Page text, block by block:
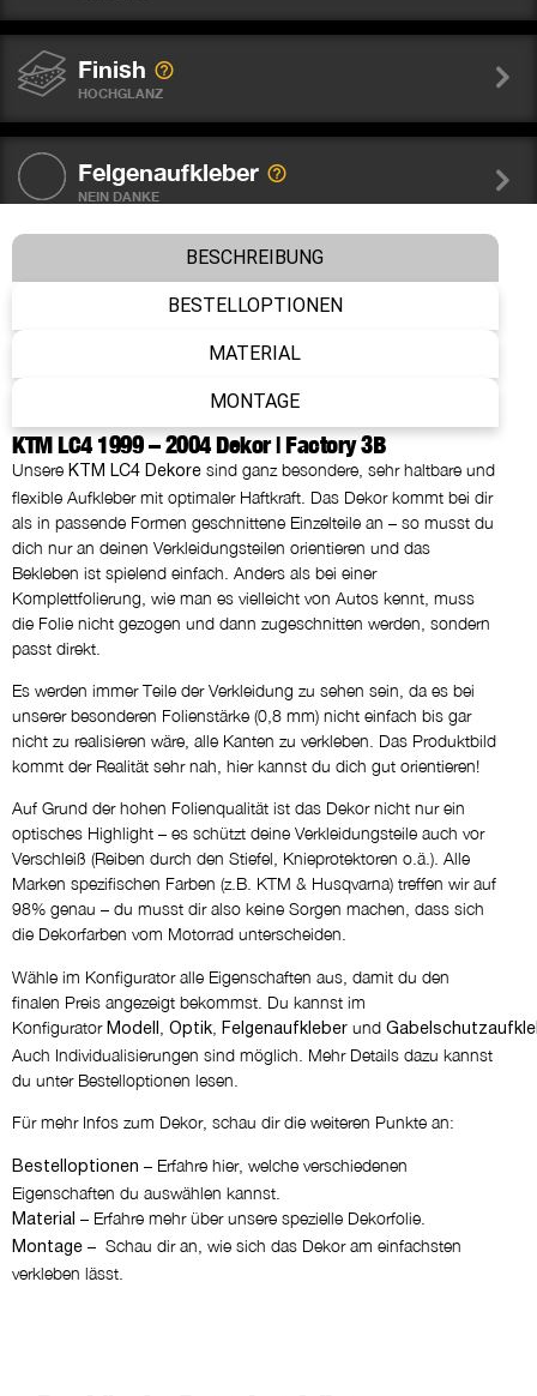
Finish
HOCHGLANZ
Felgenaufkleber
NEIN DANKE
Name
NEIN DANKE
Eigene Logos
NEIN DANKE
Entwurf per E-Mail
NEIN DANKE
Kommentar
BESCHREIBUNG
BESTELLOPTIONEN
MATERIAL
MONTAGE
KTM LC4 1999 – 2004 Dekor | Factory 3B
Unsere KTM LC4 Dekore sind ganz besondere, sehr haltbare und
flexible Aufkleber mit optimaler Haftkraft. Das Dekor kommt bei dir
als in passende Formen geschnittene Einzelteile an – so musst du
dich nur an deinen Verkleidungsteilen orientieren und das
Bekleben ist spielend einfach. Anders als bei einer
Komplettfolierung, wie man es vielleicht von Autos kennt, muss
die Folie nicht gezogen und dann zugeschnitten werden, sondern
passt direkt.
Es werden immer Teile der Verkleidung zu sehen sein, da es bei
unserer besonderen Folienstärke (0,8 mm) nicht einfach bis gar
nicht zu realisieren wäre, alle Kanten zu verkleben. Das Produktbild
kommt der Realität sehr nah, hier kannst du dich gut orientieren!
Auf Grund der hohen Folienqualität ist das Dekor nicht nur ein
optisches Highlight – es schützt deine Verkleidungsteile auch vor
Verschleiß (Reiben durch den Stiefel, Knieprotektoren o.ä.). Alle
Marken spezifischen Farben (z.B. KTM & Husqvarna) treffen wir auf
98% genau – du musst dir also keine Sorgen machen, dass sich
die Dekorfarben vom Motorrad unterscheiden.
Wähle im Konfigurator alle Eigenschaften aus, damit du den
finalen Preis angezeigt bekommst. Du kannst im
Konfigurator Modell Optik Felgenaufkleber und
Auch Individualisierungen sind möglich. Mehr Details dazu kannst
du unter Bestelloptionen lesen.
Für mehr Infos zum Dekor, schau dir die weiteren Punkte an:
Bestelloptionen – Erfahre hier, welche verschiedenen
Eigenschaften du auswählen kannst.
Material – Erfahre mehr über unsere spezielle Dekorfolie.
Montage – Schau dir an, wie sich das Dekor am einfachsten
verkleben lässt.